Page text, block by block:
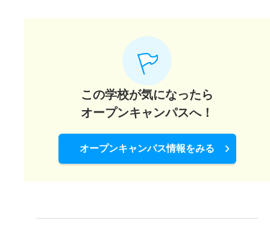
この学校が気になったら
オープンキャンパスへ！
オープンキャンパス情報をみる